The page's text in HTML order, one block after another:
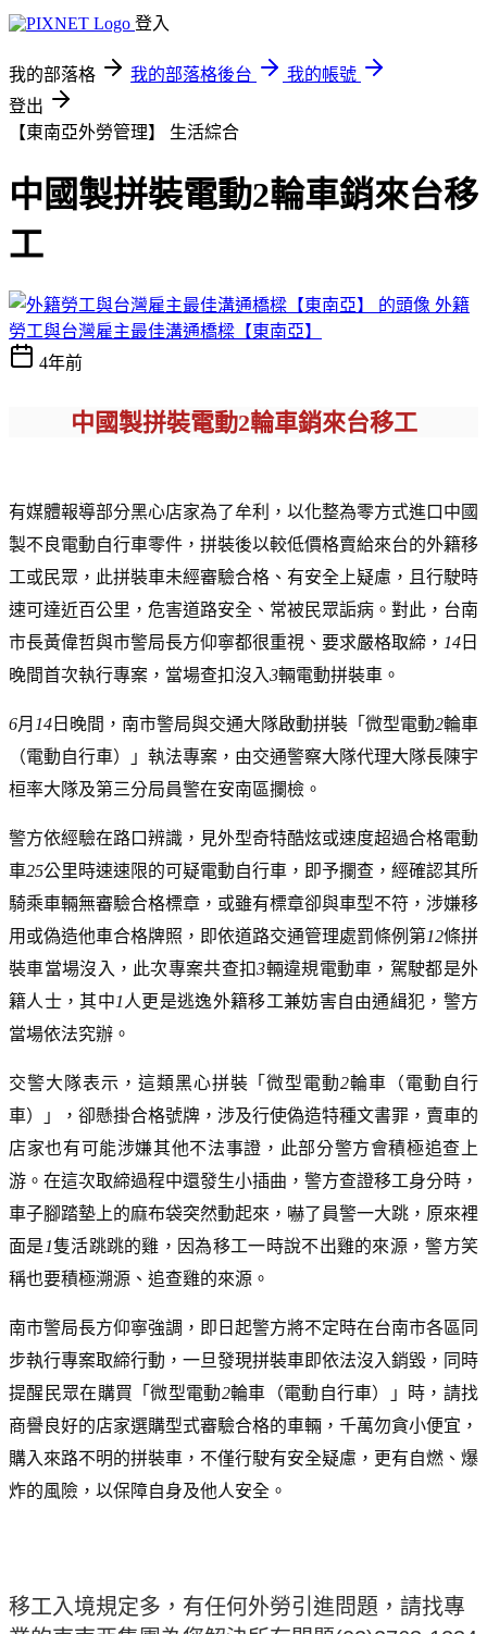
登入
我的部落格 我的部落格後台
我的帳號
登出
【東南亞外勞管理】 生活綜合
中國製拼裝電動2輪車銷來台移
工
外籍
勞工與台灣雇主最佳溝通橋樑【東南亞】
4年前
中國製拼裝電動2輪車銷來台移工
有媒體報導部分黑心店家為了牟利，以化整為零方式進口中國
製不良電動自行車零件，拼裝後以較低價格賣給來台的外籍移
工或民眾，此拼裝車未經審驗合格、有安全上疑慮，且行駛時
速可達近百公里，危害道路安全、常被民眾詬病。對此，台南
市長黃偉哲與市警局長方仰寧都很重視、要求嚴格取締， 14 日
晚間首次執行專案，當場查扣沒入3輛電動拼裝車。
6月 14 日晚間，南市警局與交通大隊啟動拼裝「微型電動2輪車
（電動自行車）」執法專案，由交通警察大隊代理大隊長陳宇
桓率大隊及第三分局員警在安南區攔檢。
警方依經驗在路口辨識，見外型奇特酷炫或速度超過合格電動
車25公里時速速限的可疑電動自行車，即予攔查，經確認其所
騎乘車輛無審驗合格標章，或雖有標章卻與車型不符，涉嫌移
用或偽造他車合格牌照，即依道路交通管理處罰條例第12條拼
裝車當場沒入，此次專案共查扣3輛違規電動車，駕駛都是外
籍人士，其中1 人更是逃逸外籍移工兼妨害自由通緝犯，警方
當場依法究辦。
交警大隊表示，這類黑心拼裝「微型電動2輪車（電動自行
車）」，卻懸掛合格號牌，涉及行使偽造特種文書罪，賣車的
店家也有可能涉嫌其他不法事證，此部分警方會積極追查上
游。在這次取締過程中還發生小插曲，警方查證移工身分時，
車子腳踏墊上的麻布袋突然動起來，嚇了員警一大跳，原來裡
面是 1隻活跳跳的雞，因為移工一時說不出雞的來源，警方笑
稱也要積極溯源、追查雞的來源。
南市警局長方仰寧強調，即日起警方將不定時在台南市各區同
步執行專案取締行動，一旦發現拼裝車即依法沒入銷毀，同時
提醒民眾在購買「微型電動2輪車（電動自行車）」時，請找
商譽良好的店家選購型式審驗合格的車輛，千萬勿貪小便宜，
購入來路不明的拼裝車，不僅行駛有安全疑慮，更有自燃、爆
炸的風險，以保障自身及他人安全。
移工入境規定多，有任何外勞引進問題，請找專